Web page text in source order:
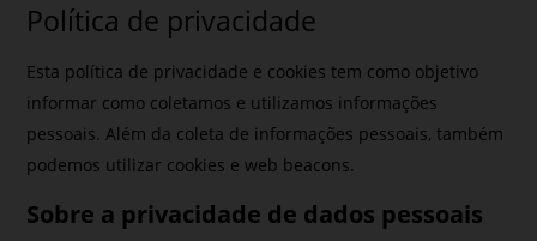
Política de privacidade
Esta política de privacidade e cookies tem como objetivo
informar como coletamos e utilizamos informações
pessoais. Além da coleta de informações pessoais, também
podemos utilizar cookies e web beacons.
Sobre a privacidade de dados pessoais